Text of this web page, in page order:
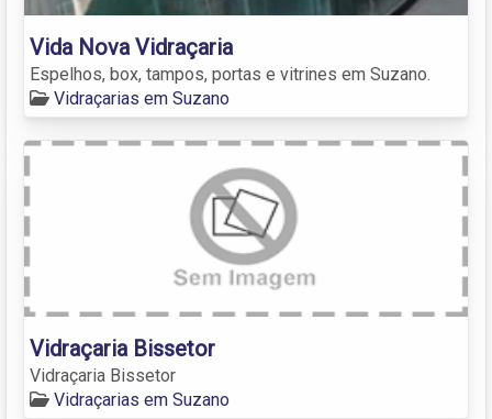
Vida Nova Vidraçaria
Espelhos, box, tampos, portas e vitrines em Suzano.
Vidraçarias em Suzano
Vidraçaria Bissetor
Vidraçaria Bissetor
Vidraçarias em Suzano